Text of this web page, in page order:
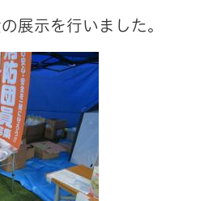
展示を行いました。